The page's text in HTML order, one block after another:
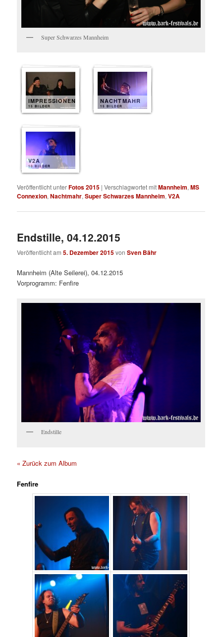
Super Schwarzes Mannheim
IMPRESSIONEN
15 BILDER
NACHTMAHR
15 BILDER
V2A
10 BILDER
Veröffentlicht unterFotos 2015 |Verschlagwortet mitMannheim,MS
Connexion,Nachtmahr,Super Schwarzes Mannheim,V2A
Endstille, 04.12.2015
Veröffentlicht am5. Dezember 2015vonSven Bähr
Mannheim (Alte Seilerei), 04.12.2015
Vorprogramm: Fenfire
Endstille
« Zurück zum Album
Fenfire